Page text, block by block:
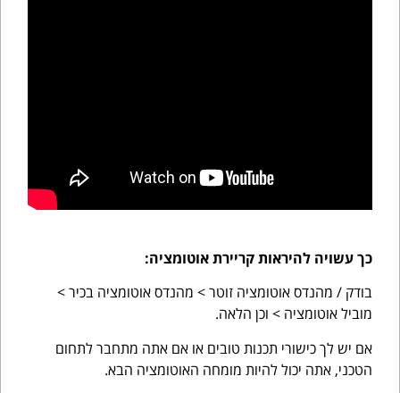
כך עשויה להיראות קריירת אוטומציה:
בודק / מהנדס אוטומציה זוטר > מהנדס אוטומציה בכיר >
מוביל אוטומציה > וכן הלאה.
אם יש לך כישורי תכנות טובים או אם אתה מתחבר לתחום
הטכני, אתה יכול להיות מומחה האוטומציה הבא.